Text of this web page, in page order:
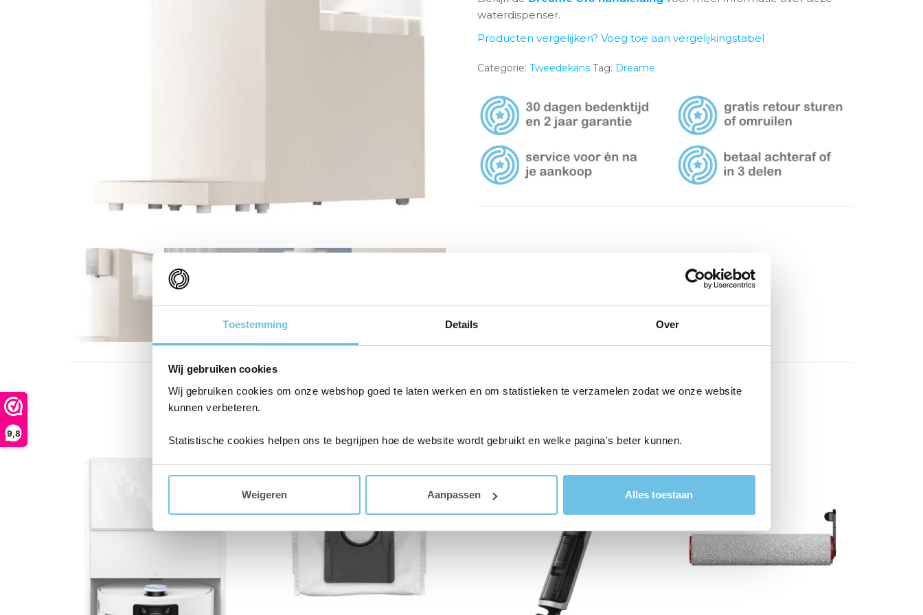
Toestemming Details Over
Wij gebruiken cookies
Wij gebruiken cookies om onze webshop goed te laten werken en om statistieken te verzamelen zodat we onze website
kunnen verbeteren.
Statistische cookies helpen ons te begrijpen hoe de website wordt gebruikt en welke pagina's beter kunnen.
Weigeren Aanpassen Alles toestaan
9,8
waterdispenser.
Producten vergelijken? Voeg toe aan vergelijkingstabel
Categorie: Tweedekans Tag: Dreame
Gerelateerde producten
Aanbieding!